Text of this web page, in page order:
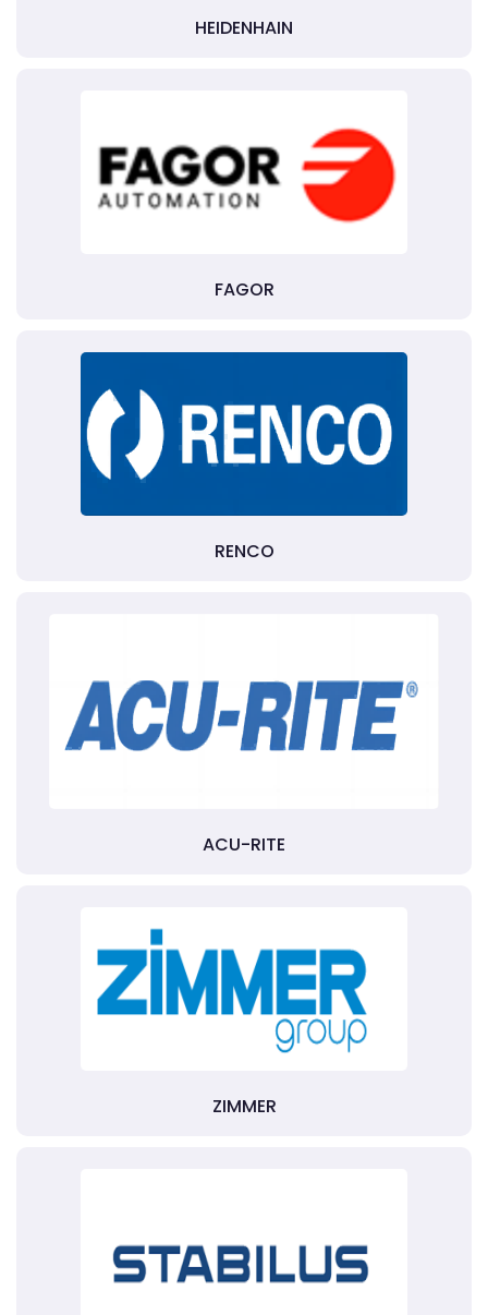
HEIDENHAIN
FAGOR
RENCO
ACU-RITE
ZIMMER